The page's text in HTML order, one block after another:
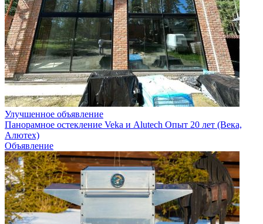
Улучшенное объявление
Панорамное остекление Veka и Alutech Опыт 20 лет (Века,
Алютех)
Объявление